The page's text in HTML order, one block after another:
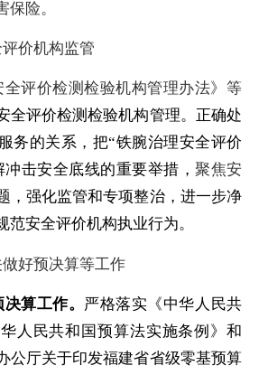
保险。
价机构监管
全评价检测检验机构管理办法》等
全评价检测检验机构管理。正确处
务的关系，把“铁腕治理安全评价
冲击安全底线的重要举措，聚焦安
，强化监管和专项整治，进一步净
范安全评价机构执业行为。
好预决算等工作
决算工作。 严格落实《中华人民共
人民共和国预算法实施条例》和
公厅关于印发福建省省级零基预算